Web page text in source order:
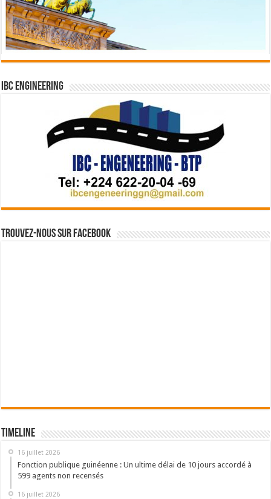
IBC Engineering
Trouvez-nous sur Facebook
Timeline
16 juillet 2026
Fonction publique guinéenne : Un ultime délai de 10 jours accordé à
599 agents non recensés
16 juillet 2026